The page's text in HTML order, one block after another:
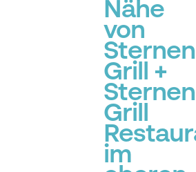
Nähe
von
Sternen
Grill +
Sternen
Grill
im